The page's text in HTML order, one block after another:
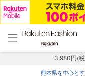
menu home
トップ
3,980円(
熊本県を中心と